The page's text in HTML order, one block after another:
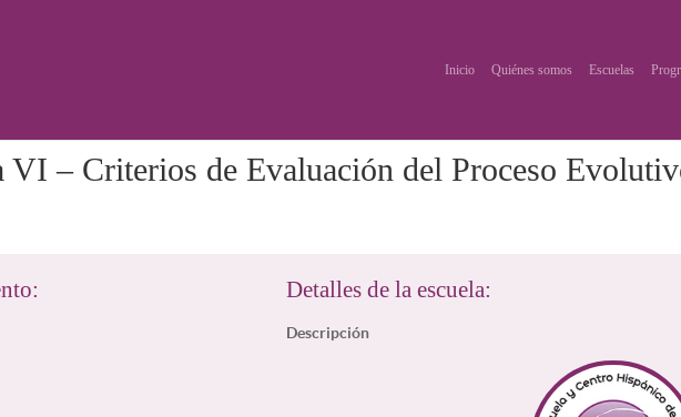
Inicio Quiénes somos Escuelas
VI – Criterios de Evaluación del Proceso
Detalles de la escuela:
Descripción